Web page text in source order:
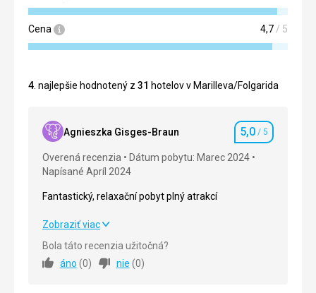
Cena 4,7 / 5
4 . najlepšie hodnotený z 31 hotelov v Marilleva/Folgarida
Agnieszka Gisges-Braun Hodnotenie
5,0 / 5
Overená recenzia
Dátum pobytu: Marec 2024
Napísané Apríl 2024
Fantastický, relaxační pobyt plný atrakcí
Fantastický, relaxační pobyt plný atrakcí
Strava
Zobraziť viac
Bola táto recenzia užitočná?
áno (0) nie (0)